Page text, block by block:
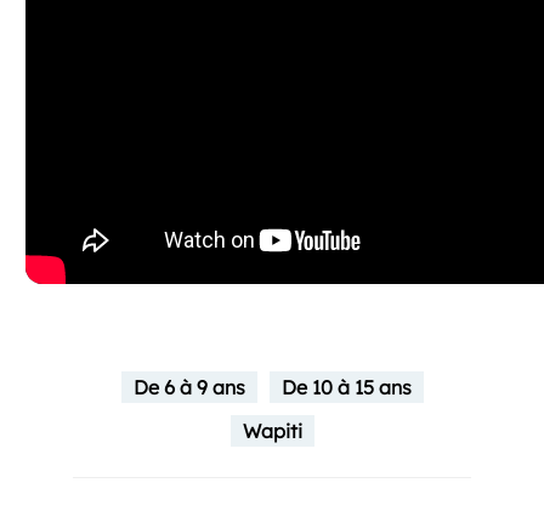
De 6 à 9 ans
De 10 à 15 ans
Wapiti